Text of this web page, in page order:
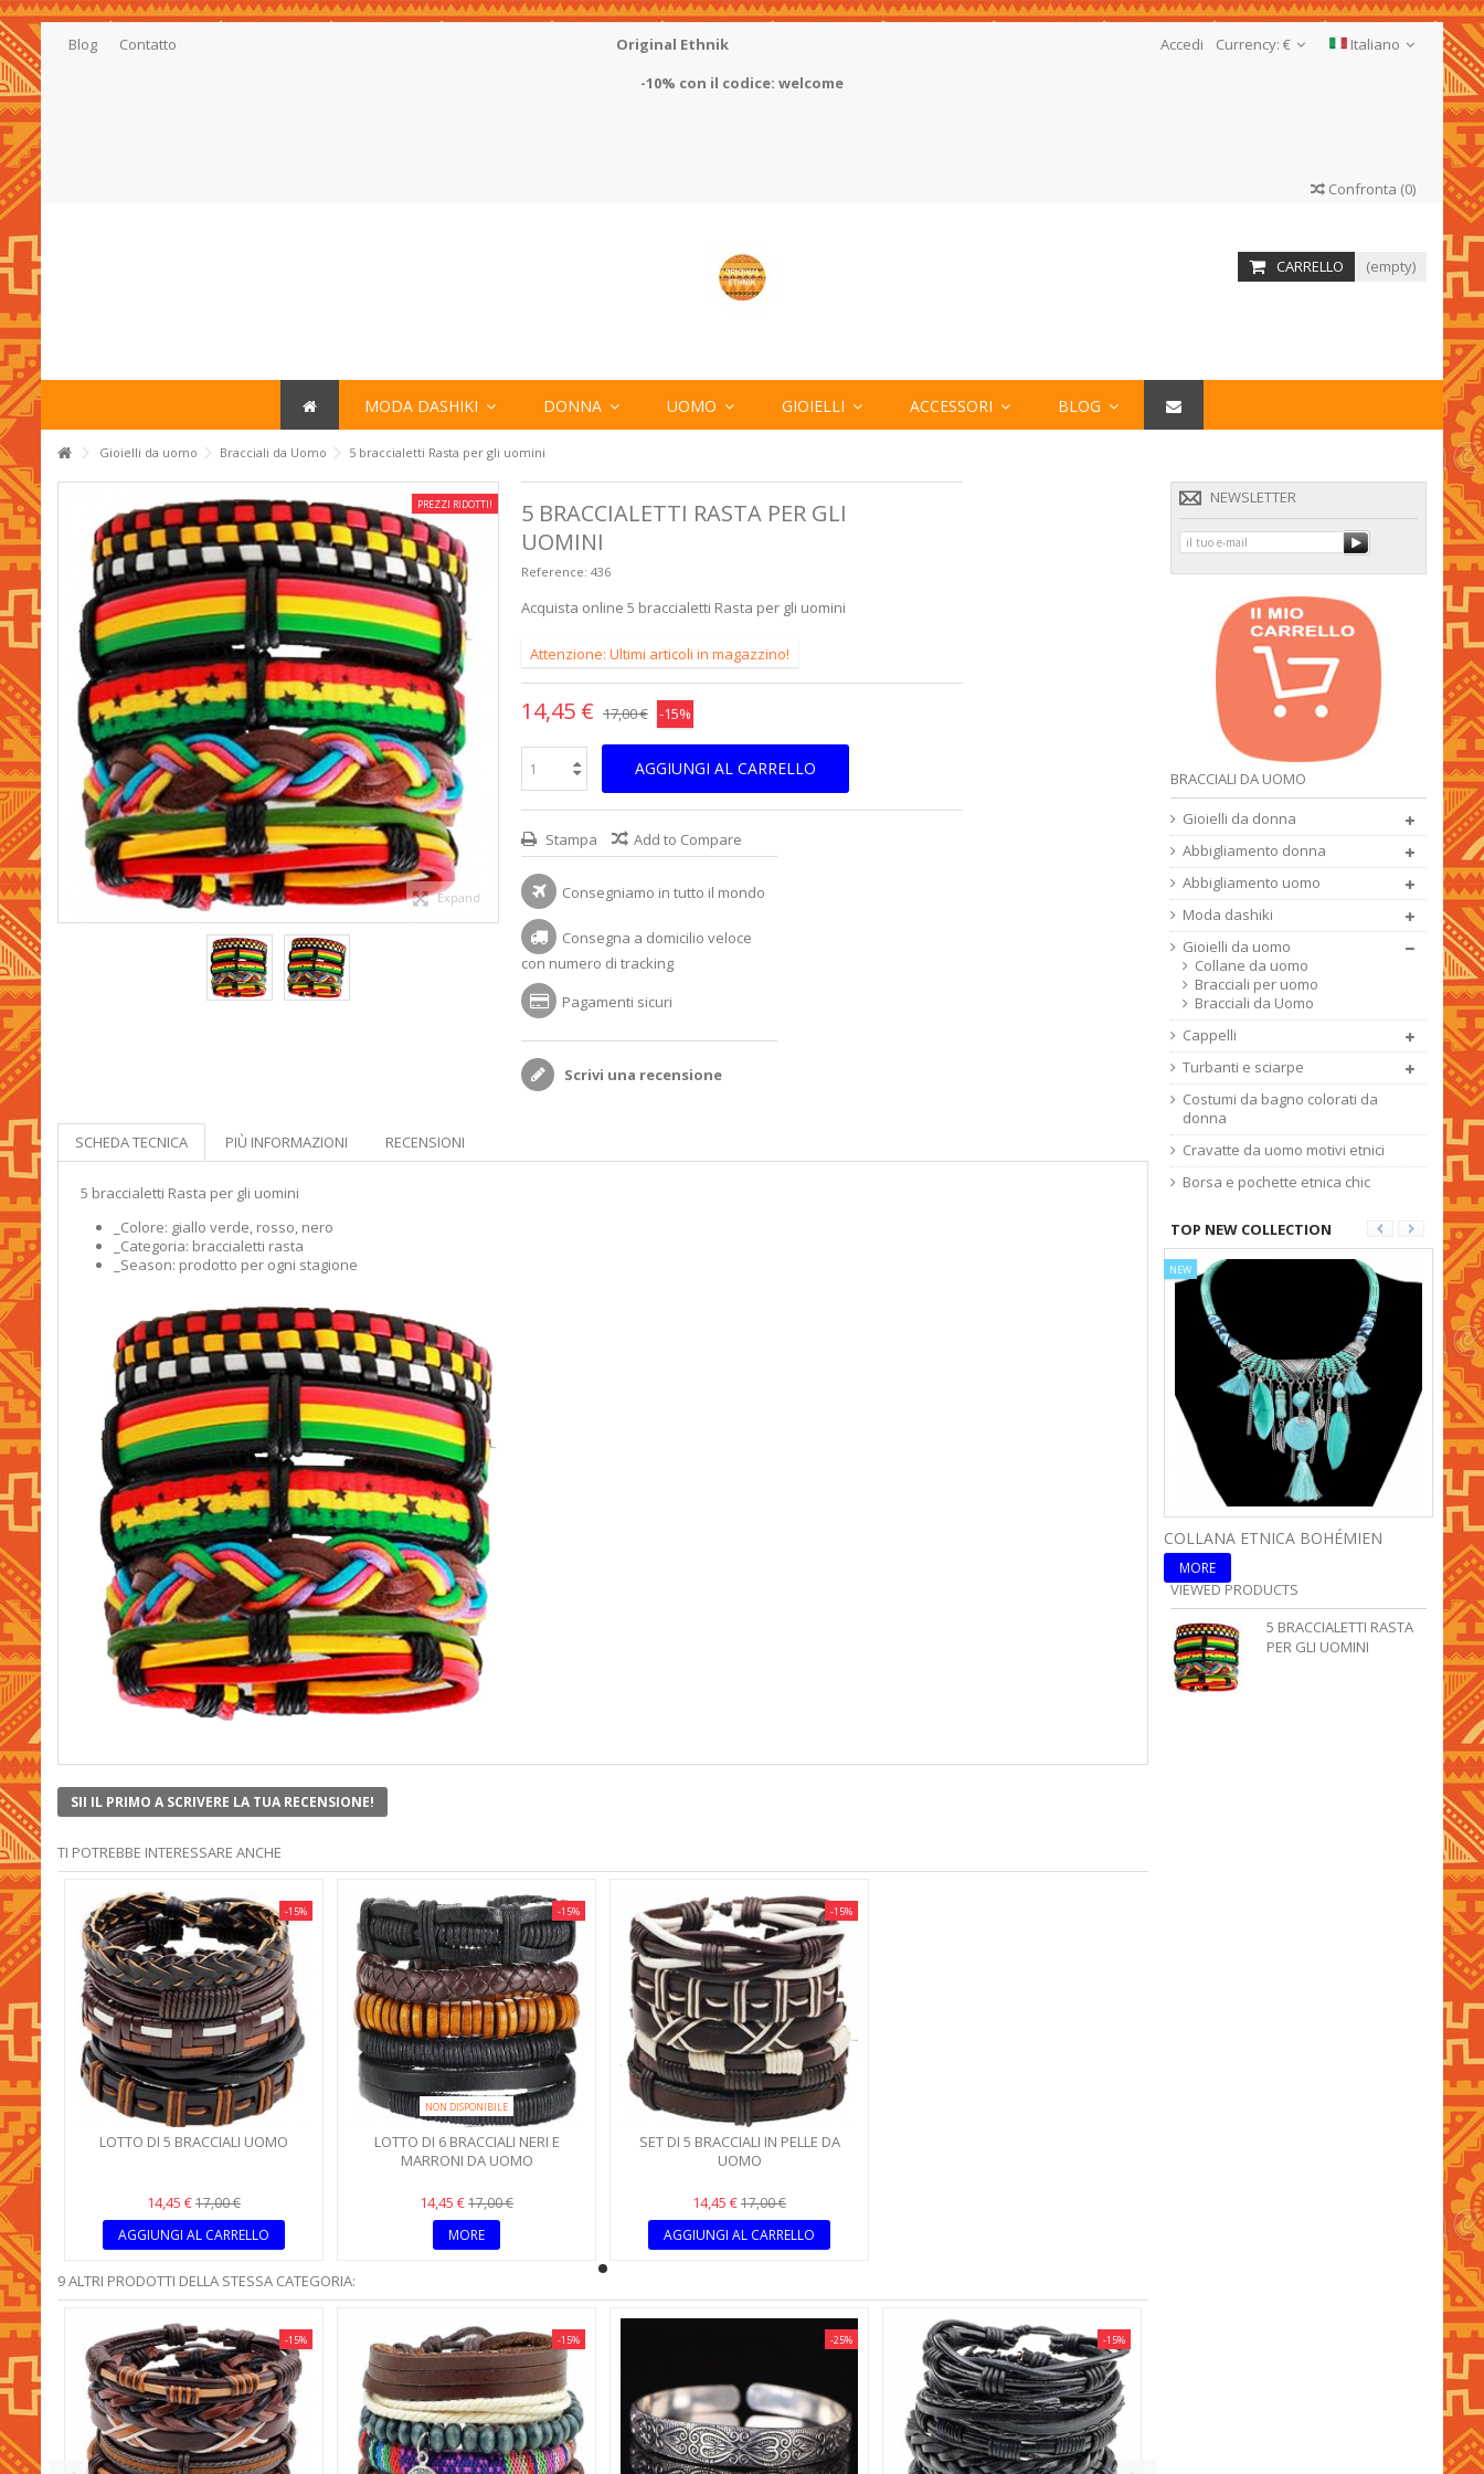
Italiano
Currency: €
Accedi
Blog Contatto
Original Ethnik
-10% con il codice: welcome
Confronta (0)
CARRELLO (empty)
MODA DASHIKI DONNA UOMO GIOIELLI ACCESSORI BLOG
Gioielli da uomo Bracciali da Uomo 5 braccialetti Rasta per gli uomini
PREZZI RIDOTTI!
Expand
5 BRACCIALETTI RASTA PER GLI
UOMINI
Reference: 436
Acquista online 5 braccialetti Rasta per gli uomini
Attenzione: Ultimi articoli in magazzino!
14,45 € 17,00 € -15%
AGGIUNGI AL CARRELLO
Stampa Add to Compare
Consegniamo in tutto il mondo
Consegna a domicilio veloce
con numero di tracking
Pagamenti sicuri
Scrivi una recensione
SCHEDA TECNICA PIÙ INFORMAZIONI RECENSIONI
5 braccialetti Rasta per gli uomini
_Colore: giallo verde, rosso, nero
_Categoria: braccialetti rasta
_Season: prodotto per ogni stagione
SII IL PRIMO A SCRIVERE LA TUA RECENSIONE!
TI POTREBBE INTERESSARE ANCHE
-15%
LOTTO DI 5 BRACCIALI UOMO
14,45 €17,00 €
AGGIUNGI AL CARRELLO
-15%
NON DISPONIBILE
LOTTO DI 6 BRACCIALI NERI E
MARRONI DA UOMO
14,45 €17,00 €
MORE
-15%
SET DI 5 BRACCIALI IN PELLE DA
UOMO
14,45 €17,00 €
AGGIUNGI AL CARRELLO
9 ALTRI PRODOTTI DELLA STESSA CATEGORIA:
-15% -15% -15% -25% -15%
NEWSLETTER
BRACCIALI DA UOMO
Gioielli da donna
Abbigliamento donna
Abbigliamento uomo
Moda dashiki
Gioielli da uomo
Collane da uomo
Bracciali per uomo
Bracciali da Uomo
Cappelli
Turbanti e sciarpe
Costumi da bagno colorati da
donna
Cravatte da uomo motivi etnici
Borsa e pochette etnica chic
TOP NEW COLLECTION
NEW
COLLANA ETNICA BOHÉMIEN
MORE MORE
VIEWED PRODUCTS
5 BRACCIALETTI RASTA
PER GLI UOMINI